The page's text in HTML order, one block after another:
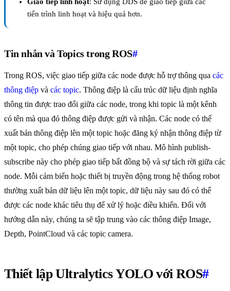
tiến trình linh hoạt và hiệu quả hơn.
Tin nhắn và Topics trong ROS#
Trong ROS, việc giao tiếp giữa các node được hỗ trợ thông qua các
thông điệp và các topic. Thông điệp là cấu trúc dữ liệu định nghĩa
thông tin được trao đổi giữa các node, trong khi topic là một kênh
có tên mà qua đó thông điệp được gửi và nhận. Các node có thể
xuất bản thông điệp lên một topic hoặc đăng ký nhận thông điệp từ
một topic, cho phép chúng giao tiếp với nhau. Mô hình publish-
subscribe này cho phép giao tiếp bất đồng bộ và sự tách rời giữa các
node. Mỗi cảm biến hoặc thiết bị truyền động trong hệ thống robot
thường xuất bản dữ liệu lên một topic, dữ liệu này sau đó có thể
được các node khác tiêu thụ để xử lý hoặc điều khiển. Đối với
hướng dẫn này, chúng ta sẽ tập trung vào các thông điệp Image,
Depth, PointCloud và các topic camera.
Thiết lập Ultralytics YOLO với ROS#